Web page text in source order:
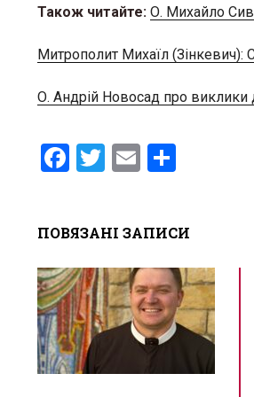
Також читайте: О. Михайло
Митрополит Михаїл (Зінкевич):
О. Андрій Новосад про
F
b
o
o
k
T
er
E
e
ПОВЯЗАНІ ЗАПИСИ